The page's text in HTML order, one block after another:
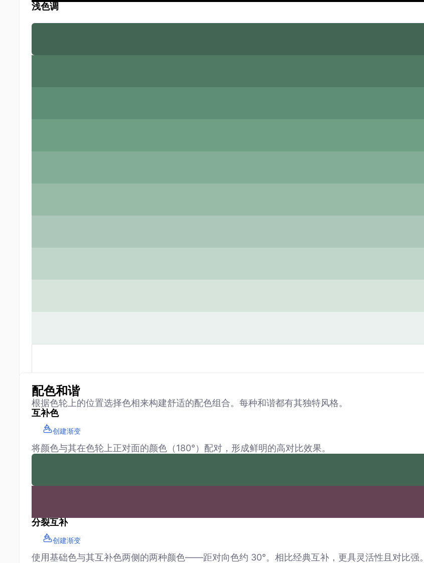
浅色调
配色和谐
根据色轮上的位置选择色相来构建舒适的配色组合。每种和谐都有其独特风格。
互补色
创建渐变
将颜色与其在色轮上正对面的颜色（180°）配对，形成鲜明的高对比效果。
分裂互补
创建渐变
使用基础色与其互补色两侧的两种颜色——距对向色约 30°。相比经典互补，更具灵活性且对比强。